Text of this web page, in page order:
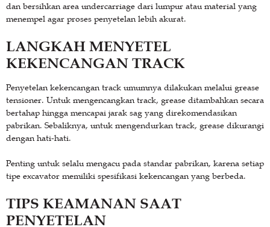
dan bersihkan area undercarriage dari lumpur atau material yang
menempel agar proses penyetelan lebih akurat.
LANGKAH MENYETEL
KEKENCANGAN TRACK
Penyetelan kekencangan track umumnya dilakukan melalui grease
tensioner. Untuk mengencangkan track, grease ditambahkan secara
bertahap hingga mencapai jarak sag yang direkomendasikan
pabrikan. Sebaliknya, untuk mengendurkan track, grease dikurangi
dengan hati-hati.
Penting untuk selalu mengacu pada standar pabrikan, karena setiap
tipe excavator memiliki spesifikasi kekencangan yang berbeda.
TIPS KEAMANAN SAAT
PENYETELAN